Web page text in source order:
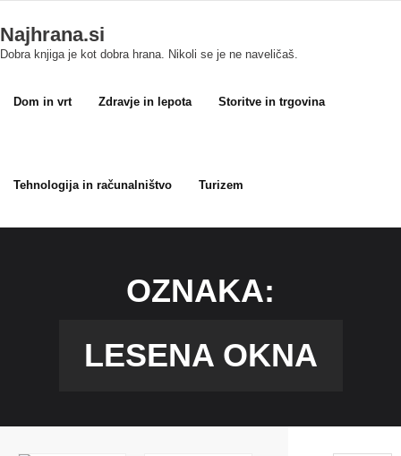
to
content
Najhrana.si
Dobra knjiga je kot dobra hrana. Nikoli se je ne naveličaš.
Dom in vrt Zdravje in lepota Storitve in trgovina
Tehnologija in računalništvo Turizem
OZNAKA:
LESENA OKNA